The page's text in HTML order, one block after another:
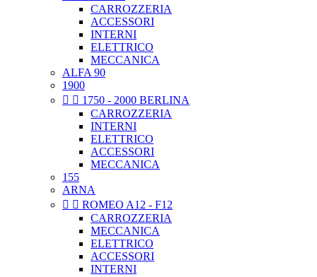
CARROZZERIA
ACCESSORI
INTERNI
ELETTRICO
MECCANICA
ALFA 90
1900
  1750 - 2000 BERLINA
CARROZZERIA
INTERNI
ELETTRICO
ACCESSORI
MECCANICA
155
ARNA
  ROMEO A12 - F12
CARROZZERIA
MECCANICA
ELETTRICO
ACCESSORI
INTERNI